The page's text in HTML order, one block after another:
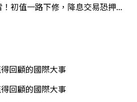
初值一路下修，降息交易恐押...
回顧的國際大事
回顧的國際大事